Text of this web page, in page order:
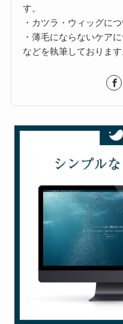
す。
・カツラ・ウィッグに
・薄毛にならないケア
などを執筆しております